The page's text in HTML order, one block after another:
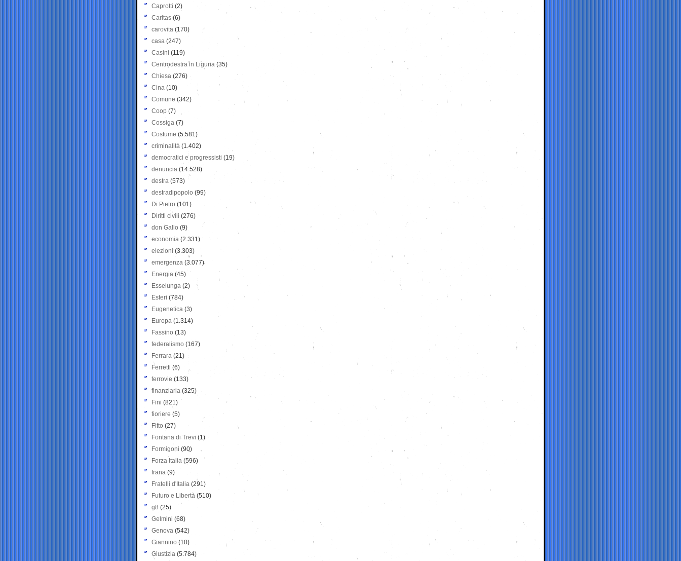
Caprotti (2)
Caritas (6)
carovita (170)
casa (247)
Casini (119)
Centrodestra in Liguria (35)
Chiesa (276)
Cina (10)
Comune (342)
Coop (7)
Cossiga (7)
Costume (5.581)
criminalità (1.402)
democratici e progressisti (19)
denuncia (14.528)
destra (573)
destradipopolo (99)
Di Pietro (101)
Diritti civili (276)
don Gallo (9)
economia (2.331)
elezioni (3.303)
emergenza (3.077)
Energia (45)
Esselunga (2)
Esteri (784)
Eugenetica (3)
Europa (1.314)
Fassino (13)
federalismo (167)
Ferrara (21)
Ferretti (6)
ferrovie (133)
finanziaria (325)
Fini (821)
fioriere (5)
Fitto (27)
Fontana di Trevi (1)
Formigoni (90)
Forza Italia (596)
frana (9)
Fratelli d'Italia (291)
Futuro e Libertà (510)
g8 (25)
Gelmini (68)
Genova (542)
Giannino (10)
Giustizia (5.784)